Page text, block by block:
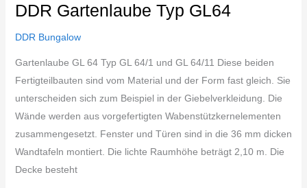
DDR Gartenlaube Typ GL64
DDR Bungalow
Gartenlaube GL 64 Typ GL 64/1 und GL 64/11 Diese beiden
Fertigteilbauten sind vom Material und der Form fast gleich. Sie
unterscheiden sich zum Beispiel in der Giebelverkleidung. Die
Wände werden aus vorgefertigten Wabenstützkernelementen
zusammengesetzt. Fenster und Türen sind in die 36 mm dicken
Wandtafeln montiert. Die lichte Raumhöhe beträgt 2,10 m. Die
Decke besteht